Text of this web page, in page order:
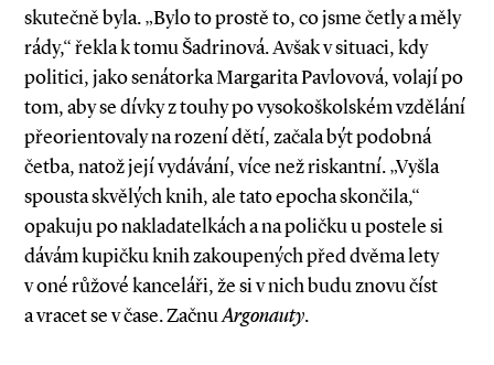
skutečně byla. „Bylo to prostě to, co jsme četly a měly
rády,“ řekla k tomu Šadrinová. Avšak v situaci, kdy
politici, jako senátorka Margarita Pavlovová, volají po
tom, aby se dívky z touhy po vysokoškolském vzdělání
přeorientovaly na rození dětí, začala být podobná
četba, natož její vydávání, více než riskantní. „Vyšla
spousta skvělých knih, ale tato epocha skončila,“
opakuju po nakladatelkách a na poličku u postele si
dávám kupičku knih zakoupených před dvěma lety
v oné růžové kanceláři, že si v nich budu znovu číst
a vracet se v čase. ZačnuArgonauty.